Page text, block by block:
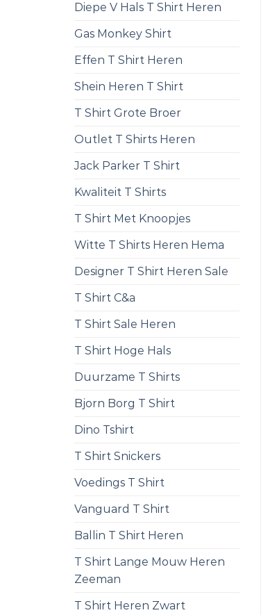
Diepe V Hals T Shirt Heren
Gas Monkey Shirt
Effen T Shirt Heren
Shein Heren T Shirt
T Shirt Grote Broer
Outlet T Shirts Heren
Jack Parker T Shirt
Kwaliteit T Shirts
T Shirt Met Knoopjes
Witte T Shirts Heren Hema
Designer T Shirt Heren Sale
T Shirt C&a
T Shirt Sale Heren
T Shirt Hoge Hals
Duurzame T Shirts
Bjorn Borg T Shirt
Dino Tshirt
T Shirt Snickers
Voedings T Shirt
Vanguard T Shirt
Ballin T Shirt Heren
T Shirt Lange Mouw Heren
Zeeman
T Shirt Heren Zwart